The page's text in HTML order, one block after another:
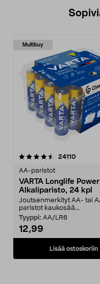
Multibuy
24110
AA-paristot
VARTA Longlife Power
Alkaliparisto, 24 kpl
Joutsenmerkityt AA- tai
paristot kaukosää...
Tyyppi: AA/LR6
12,99
Lisää ostoskoriin